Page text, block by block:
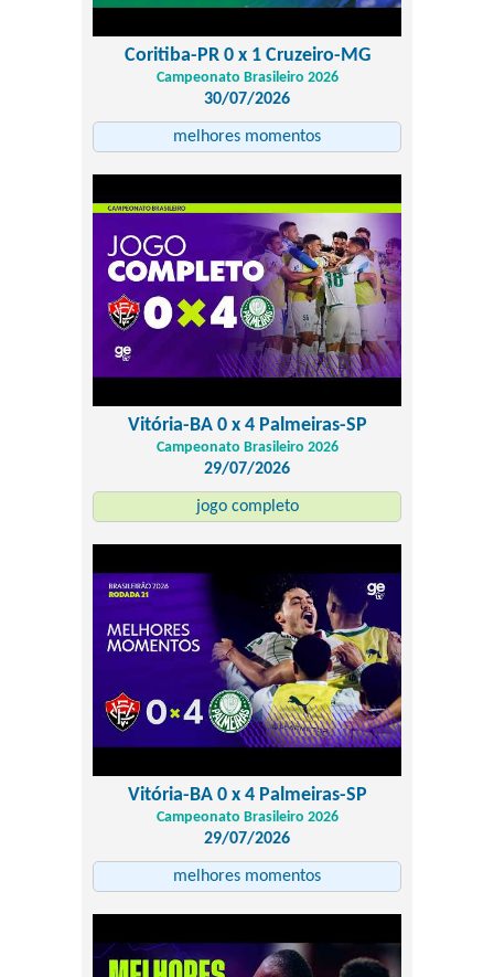
Coritiba-PR 0 x 1 Cruzeiro-MG
Campeonato Brasileiro 2026
30/07/2026
melhores momentos
Vitória-BA 0 x 4 Palmeiras-SP
Campeonato Brasileiro 2026
29/07/2026
jogo completo
Vitória-BA 0 x 4 Palmeiras-SP
Campeonato Brasileiro 2026
29/07/2026
melhores momentos